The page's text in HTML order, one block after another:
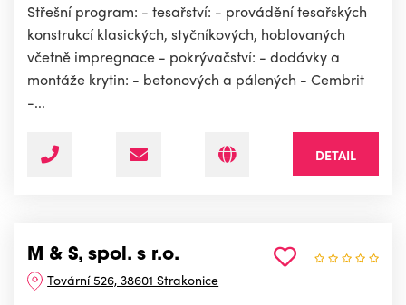
Střešní program: - tesařství: - provádění tesařských
konstrukcí klasických, styčníkových, hoblovaných
včetně impregnace - pokrývačství: - dodávky a
montáže krytin: - betonových a pálených - Cembrit
-...
DETAIL
M & S, spol. s r.o.
Tovární 526, 38601 Strakonice